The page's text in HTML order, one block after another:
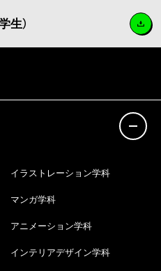
生）
イラストレーション学科
マンガ学科
アニメーション学科
インテリアデザイン学科